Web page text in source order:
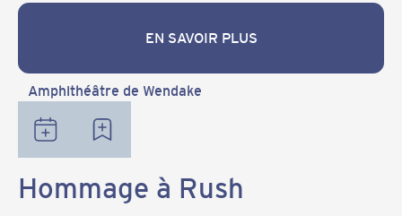
EN SAVOIR PLUS
EN SAVOIR PLUS
Amphithéâtre de Wendake
Hommage à Rush